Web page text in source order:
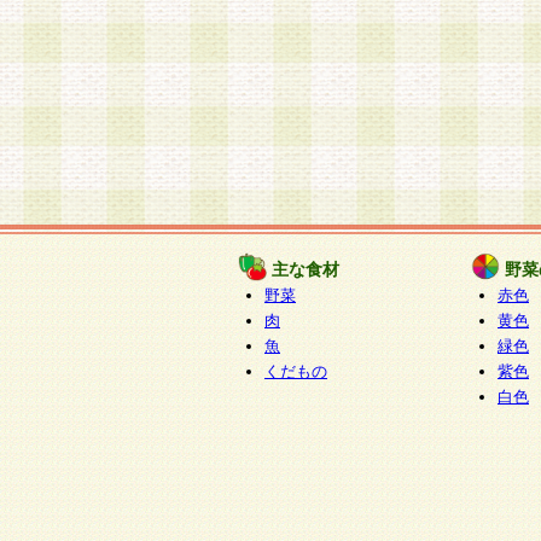
主な食材
野菜
肉
魚
くだもの
野
赤色
黄色
緑色
紫色
白色